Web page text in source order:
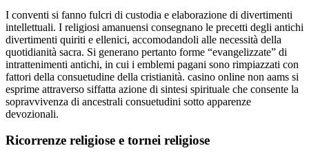
I conventi si fanno fulcri di custodia e elaborazione di divertimenti
intellettuali. I religiosi amanuensi consegnano le precetti degli antichi
divertimenti quiriti e ellenici, accomodandoli alle necessità della
quotidianità sacra. Si generano pertanto forme “evangelizzate” di
intrattenimenti antichi, in cui i emblemi pagani sono rimpiazzati con
fattori della consuetudine della cristianità. casino online non aams si
esprime attraverso siffatta azione di sintesi spirituale che consente la
sopravvivenza di ancestrali consuetudini sotto apparenze
devozionali.
Ricorrenze religiose e tornei religiose